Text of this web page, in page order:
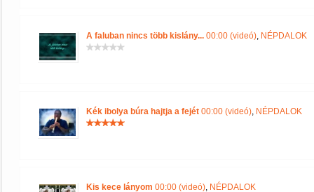
A faluban nincs több kislány... 00:00 (videó), NÉPDALOK
Kék ibolya búra hajtja a fejét 00:00 (videó), NÉPDALOK
Kis kece lányom 00:00 (videó), NÉPDALOK